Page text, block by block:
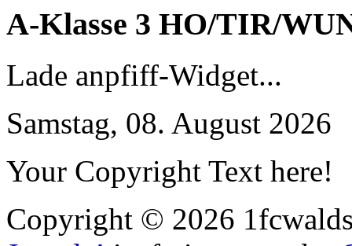
A-Klasse 3 HO/TIR/
Lade anpfiff-Widget...
Samstag, 08. August 2026
Your Copyright Text here!
Copyright © 2026